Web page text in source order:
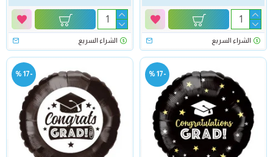
الشراء السريع الشراء السريع
-17 %
-17 %